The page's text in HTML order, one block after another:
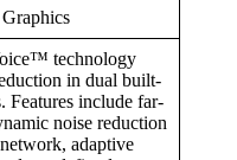
technology
in dual built-
Features include far-
noise reduction
adaptive